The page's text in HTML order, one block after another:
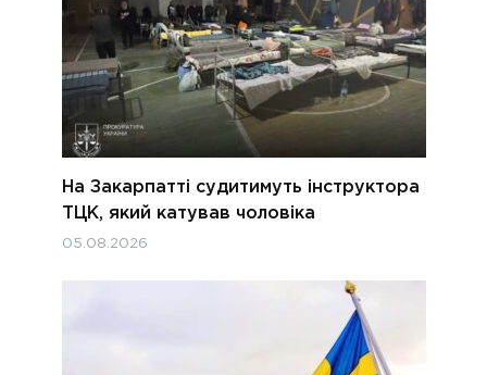
На Закарпатті судитимуть інструктора
ТЦК, який катував чоловіка
05.08.2026